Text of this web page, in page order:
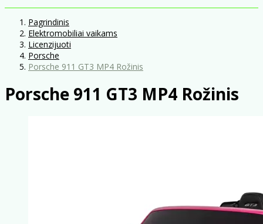
Pagrindinis
Elektromobiliai vaikams
Licenzijuoti
Porsche
Porsche 911 GT3 MP4 Rožinis
Porsche 911 GT3 MP4 Rožinis